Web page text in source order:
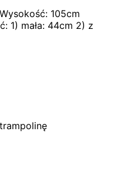
105cm
1) mała: 44cm 2) z